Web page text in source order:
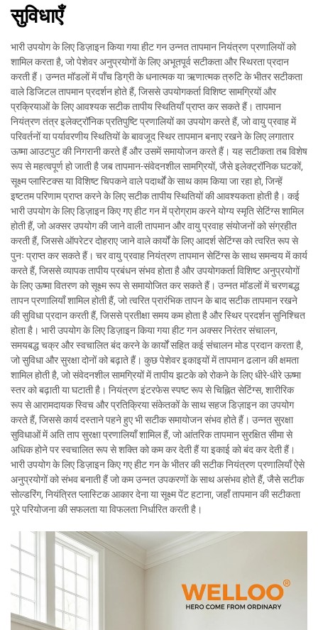
सुविधाएँ
भारी उपयोग के लिए डिज़ाइन किया गया हीट गन उन्नत तापमान नियंत्रण प्रणालियों को
शामिल करता है, जो पेशेवर अनुप्रयोगों के लिए अभूतपूर्व सटीकता और स्थिरता प्रदान
करती हैं। उन्नत मॉडलों में पाँच डिग्री के धनात्मक या ऋणात्मक त्रुटि के भीतर सटीकता
वाले डिजिटल तापमान प्रदर्शन होते हैं, जिससे उपयोगकर्ता विशिष्ट सामग्रियों और
प्रक्रियाओं के लिए आवश्यक सटीक तापीय स्थितियाँ प्राप्त कर सकते हैं। तापमान
नियंत्रण तंत्र इलेक्ट्रॉनिक प्रतिपुष्टि प्रणालियों का उपयोग करते हैं, जो वायु प्रवाह में
परिवर्तनों या पर्यावरणीय स्थितियों के बावजूद स्थिर तापमान बनाए रखने के लिए लगातार
ऊष्मा आउटपुट की निगरानी करते हैं और उसमें समायोजन करते हैं। यह सटीकता तब विशेष
रूप से महत्वपूर्ण हो जाती है जब तापमान-संवेदनशील सामग्रियों, जैसे इलेक्ट्रॉनिक घटकों,
सूक्ष्म प्लास्टिक्स या विशिष्ट चिपकने वाले पदार्थों के साथ काम किया जा रहा हो, जिन्हें
इष्टतम परिणाम प्राप्त करने के लिए सटीक तापीय स्थितियों की आवश्यकता होती है। कई
भारी उपयोग के लिए डिज़ाइन किए गए हीट गन में प्रोग्राम करने योग्य स्मृति सेटिंग्स शामिल
होती हैं, जो अक्सर उपयोग की जाने वाली तापमान और वायु प्रवाह संयोजनों को संग्रहीत
करती हैं, जिससे ऑपरेटर दोहराए जाने वाले कार्यों के लिए आदर्श सेटिंग्स को त्वरित रूप से
पुनः प्राप्त कर सकते हैं। चर वायु प्रवाह नियंत्रण तापमान सेटिंग्स के साथ समन्वय में कार्य
करते हैं, जिससे व्यापक तापीय प्रबंधन संभव होता है और उपयोगकर्ता विशिष्ट अनुप्रयोगों
के लिए ऊष्मा वितरण को सूक्ष्म रूप से समायोजित कर सकते हैं। उन्नत मॉडलों में चरणबद्ध
तापन प्रणालियाँ शामिल होती हैं, जो त्वरित प्रारंभिक तापन के बाद सटीक तापमान रखने
की सुविधा प्रदान करती हैं, जिससे प्रतीक्षा समय कम होता है और स्थिर प्रदर्शन सुनिश्चित
होता है। भारी उपयोग के लिए डिज़ाइन किया गया हीट गन अक्सर निरंतर संचालन,
समयबद्ध चक्र और स्वचालित बंद करने के कार्यों सहित कई संचालन मोड प्रदान करता है,
जो सुविधा और सुरक्षा दोनों को बढ़ाते हैं। कुछ पेशेवर इकाइयों में तापमान ढलान की क्षमता
शामिल होती है, जो संवेदनशील सामग्रियों में तापीय झटके को रोकने के लिए धीरे-धीरे ऊष्मा
स्तर को बढ़ाती या घटाती है। नियंत्रण इंटरफेस स्पष्ट रूप से चिह्नित सेटिंग्स, शारीरिक
रूप से आरामदायक स्विच और प्रतिक्रिया संकेतकों के साथ सहज डिज़ाइन का उपयोग
करते हैं, जिससे कार्य दस्ताने पहने हुए भी सटीक समायोजन संभव होते हैं। उन्नत सुरक्षा
सुविधाओं में अति ताप सुरक्षा प्रणालियाँ शामिल हैं, जो आंतरिक तापमान सुरक्षित सीमा से
अधिक होने पर स्वचालित रूप से शक्ति को कम कर देती हैं या इकाई को बंद कर देती हैं।
भारी उपयोग के लिए डिज़ाइन किए गए हीट गन के भीतर की सटीक नियंत्रण प्रणालियाँ ऐसे
अनुप्रयोगों को संभव बनाती हैं जो कम उन्नत उपकरणों के साथ असंभव होते हैं, जैसे सटीक
सोल्डरिंग, नियंत्रित प्लास्टिक आकार देना या सूक्ष्म पेंट हटाना, जहाँ तापमान की सटीकता
पूरे परियोजना की सफलता या विफलता निर्धारित करती है।